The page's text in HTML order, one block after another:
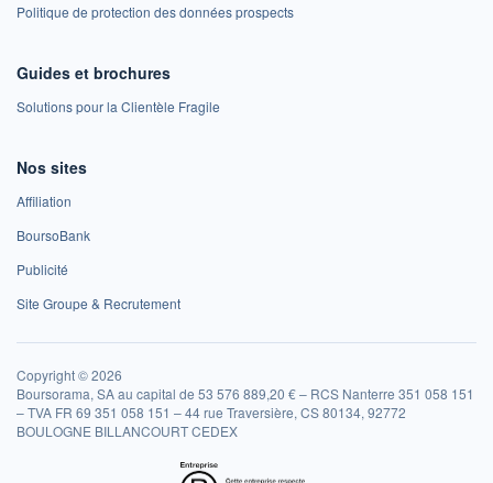
Politique de protection des données prospects
Guides et brochures
Solutions pour la Clientèle Fragile
Nos sites
Affiliation
BoursoBank
Publicité
Site Groupe & Recrutement
Copyright © 2026
Boursorama, SA au capital de 53 576 889,20 € – RCS Nanterre 351 058 151
– TVA FR 69 351 058 151 – 44 rue Traversière, CS 80134, 92772
BOULOGNE BILLANCOURT CEDEX